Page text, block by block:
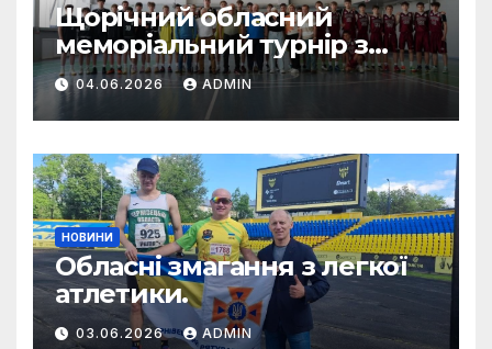
Щорічний обласний
меморіальний турнір з
баскетболу пам’яті тренера
Віктора Водовоза.
04.06.2026 ADMIN
НОВИНИ
Обласні змагання з легкої
атлетики.
03.06.2026 ADMIN